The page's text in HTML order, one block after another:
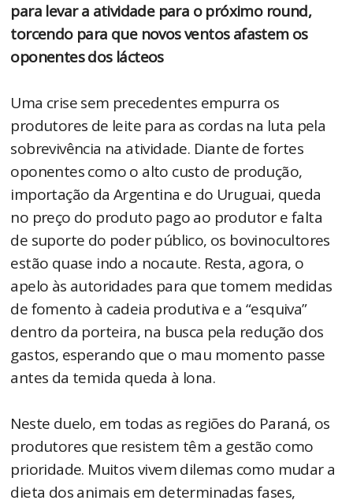
para levar a atividade para o próximo round,
torcendo para que novos ventos afastem os
oponentes dos lácteos
Uma crise sem precedentes empurra os
produtores de leite para as cordas na luta pela
sobrevivência na atividade. Diante de fortes
oponentes como o alto custo de produção,
importação da Argentina e do Uruguai, queda
no preço do produto pago ao produtor e falta
de suporte do poder público, os bovinocultores
estão quase indo a nocaute. Resta, agora, o
apelo às autoridades para que tomem medidas
de fomento à cadeia produtiva e a “esquiva”
dentro da porteira, na busca pela redução dos
gastos, esperando que o mau momento passe
antes da temida queda à lona.
Neste duelo, em todas as regiões do Paraná, os
produtores que resistem têm a gestão como
prioridade. Muitos vivem dilemas como mudar a
dieta dos animais em determinadas fases,